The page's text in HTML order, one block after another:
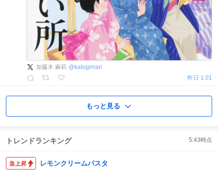
加藤木 麻莉 @ katogimari
昨日 1:01
もっと見る
トレンドランキング 5:43時点
レモンクリームパスタ